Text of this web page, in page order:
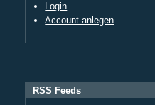
Login
Account anlegen
RSS Feeds